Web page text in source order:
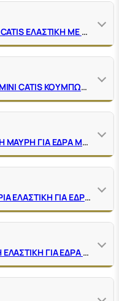
ΦΟΥΣΚΑ ΗΜΙΣΦΑΙΡΙΚΗ ΜΙΝΙ CATIS ΕΛΑΣΤΙΚΗ ΜΕ ΟΡΕΙ/ΚΙΝΟ ΠΑΞΙΜΑΔΙ
ΦΟΥΣΚΑ ΗΜΙΣΦΑΙΡΙΚΗ ΝΕΑ ΜΙΝΙ CATIS ΚΟΥΜΠΩΤΗ ΕΛΑΣΤΙΚΗ ΜΑΥΡΗ
ΦΟΥΣΚΑ ΜΟΥΡΙΚΗ ΕΛΑΣΤΙΚΗ ΜΑΥΡΗ ΓΙΑ ΕΔΡΑ ΜΗΧΑΝΙΣΜΟΥ
ΦΟΥΣΚΑ ΤΥΠΟΥ DORA ΜΑΚΡΙΑ ΕΛΑΣΤΙΚΗ ΓΙΑ ΕΔΡΑ ΜΗΧΑΝΙΣΜΟΥ
ΦΟΥΣΚΑ ΤΥΠΟΥ RAMO ΜΙΣΗ ΕΛΑΣΤΙΚΗ ΓΙΑ ΕΔΡΑ ΜΗΧΑΝΙΣΜΟΥ